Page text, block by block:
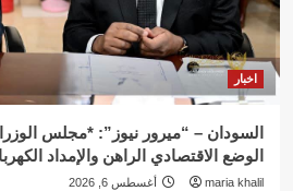
اخبار
السودان – “ميرور نيوز”: *مجلس
الوضع الاقتصادي الراهن والإمداد
maria khalil أغسطس 6, 2026